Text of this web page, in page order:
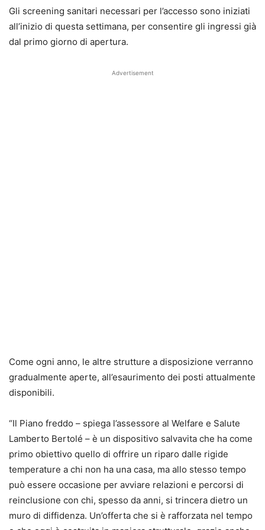
Gli screening sanitari necessari per l’accesso sono iniziati
all’inizio di questa settimana, per consentire gli ingressi già
dal primo giorno di apertura.
Advertisement
Come ogni anno, le altre strutture a disposizione verranno
gradualmente aperte, all’esaurimento dei posti attualmente
disponibili.
“Il Piano freddo – spiega l’assessore al Welfare e Salute
Lamberto Bertolé – è un dispositivo salvavita che ha come
primo obiettivo quello di offrire un riparo dalle rigide
temperature a chi non ha una casa, ma allo stesso tempo
può essere occasione per avviare relazioni e percorsi di
reinclusione con chi, spesso da anni, si trincera dietro un
muro di diffidenza. Un’offerta che si è rafforzata nel tempo